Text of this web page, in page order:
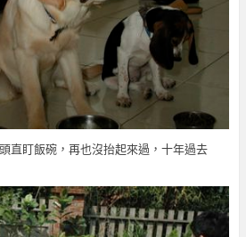
直盯飯碗，再也沒抬起來過，十年過去